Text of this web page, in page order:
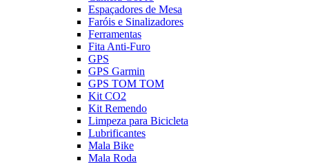
Espaçadores de Mesa
Faróis e Sinalizadores
Ferramentas
Fita Anti-Furo
GPS
GPS Garmin
GPS TOM TOM
Kit CO2
Kit Remendo
Limpeza para Bicicleta
Lubrificantes
Mala Bike
Mala Roda